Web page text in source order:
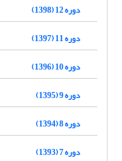
دوره 12 (1398)
دوره 11 (1397)
دوره 10 (1396)
دوره 9 (1395)
دوره 8 (1394)
دوره 7 (1393)